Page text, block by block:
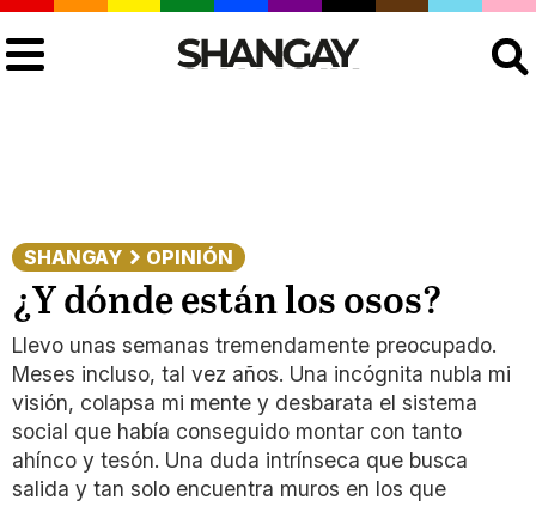
SHANGAY OPINIÓN
¿Y dónde están los osos?
Llevo unas semanas tremendamente preocupado.
Meses incluso, tal vez años. Una incógnita nubla mi
visión, colapsa mi mente y desbarata el sistema
social que había conseguido montar con tanto
ahínco y tesón. Una duda intrínseca que busca
salida y tan solo encuentra muros en los que